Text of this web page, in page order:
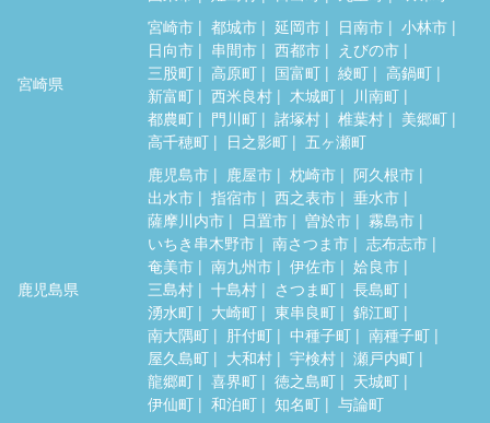
宮崎県
宮崎市 都城市 延岡市 日南市
小林市
日向市
串間市 西都市
えびの市
三股町
高原町 国富町 綾町
高鍋町
新富町
西米良村 木城町
川南町
都農町
門川町 諸塚村 椎葉村
美郷町
高千穂町
日之影町 五ヶ瀬町
鹿児島県
鹿児島市 鹿屋市 枕崎市
阿久根市
出水市
指宿市 西之表市
垂水市
薩摩川内市
日置市 曽於市
霧島市
いちき串木野市
南さつま市
志布志市
奄美市
南九州市 伊佐市
姶良市
三島村
十島村 さつま町
長島町
湧水町
大崎町 東串良町
錦江町
南大隅町
肝付町 中種子町
南種子町
屋久島町
大和村 宇検村
瀬戸内町
龍郷町
喜界町 徳之島町
天城町
伊仙町
和泊町 知名町 与論町